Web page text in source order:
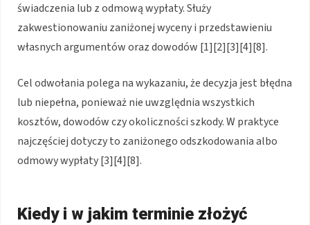
świadczenia lub z odmową wypłaty. Służy
zakwestionowaniu zaniżonej wyceny i przedstawieniu
własnych argumentów oraz dowodów [1][2][3][4][8].
Cel odwołania polega na wykazaniu, że decyzja jest błędna
lub niepełna, ponieważ nie uwzględnia wszystkich
kosztów, dowodów czy okoliczności szkody. W praktyce
najczęściej dotyczy to zaniżonego odszkodowania albo
odmowy wypłaty [3][4][8].
Kiedy i w jakim terminie złożyć